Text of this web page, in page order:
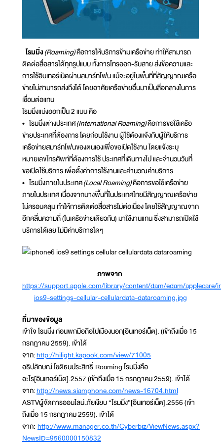
โรมมิ่ง(Roaming)คือการให้บริการข้ามเครือข่าย ทำให้สามารถ
ติดต่อสื่อสารได้ทุกรูปแบบ ทั้งการโทรออก-รับสาย ส่งข้อความและ
การใช้อินเทอร์เน็ตผ่านสมาร์ทโฟน แม้จะอยู่ในพื้นที่ที่สัญญาณเครือ
ข่ายไม่สามารถส่งถึงได้ โดยอาศัยเครือข่ายอื่นมาเป็นสื่อกลางในการ
เชื่อมต่อแทน
โรมมิ่งแบ่งออกเป็น 2 แบบ คือ
• โรมมิ่งต่างประเทศ(International Roaming)คือการขอใช้เครือ
ข่ายประเทศที่ต้องการ โดยก่อนใช้งาน ผู้ใช้ต้องแจ้งกับผู้ให้บริการ
เครือข่ายสมาร์ทโฟนของตนเองเพื่อขอเปิดใช้งาน โดยแจ้งระบุ
หมายเลขโทรศัพท์ที่ต้องการใช้ ประเทศที่เดินทางไป และจำนวนวันที่
ขอเปิดใช้บริการ เพื่อตั้งค่าการใช้งานและคำนวณค่าบริการ
• โรมมิ่งภายในประเทศ(Local Roaming)คือการขอใช้เครือข่าย
ภายในประเทศ เนื่องจากบางพื้นที่ในประเทศไทยมีสัญญาณเครือข่าย
ไม่ครอบคลุม ทำให้การติดต่อสื่อสารไม่ต่อเนื่อง โดยใช้สัญญาณจาก
อีกคลื่นความถี่ (ในเครือข่ายเดียวกัน) มาใช้งานแทน ซึ่งสามารถเปิดใช้
บริการได้เลย ไม่มีค่าบริการใดๆ
ภาพจาก
https://support.apple.com/library/content/dam/edam/applecare/
ios9-settings-cellular-cellulardata-dataroaming.jpg
ที่มาของข้อมูล
เข้าใจ โรมมิ่ง ก่อนพกมือถือไปเมืองนอก[อินเทอร์เน็ต]. (เข้าถึงเมื่อ 15
กรกฎาคม 2559). เข้าได้
จาก:http://hilight.kapook.com/view/71005
อธิปลักษณ์ โชติธนประสิทธิ์.Roaming โรมมิ่งคือ
อะไร[อินเทอร์เน็ต].2557 (เข้าถึงเมื่อ 15 กรกฎาคม 2559). เข้าได้
จาก:http://news.siamphone.com/news-16704.html
ASTVผู้จัดการออนไลน์.ภัยเงียบ “โรมมิ่ง”[อินเทอร์เน็ต].2556 (เข้า
ถึงเมื่อ 15 กรกฎาคม 2559). เข้าได้
จาก: http://www.manager.co.th/Cyberbiz/ViewNews.aspx?
NewsID=9560000150832